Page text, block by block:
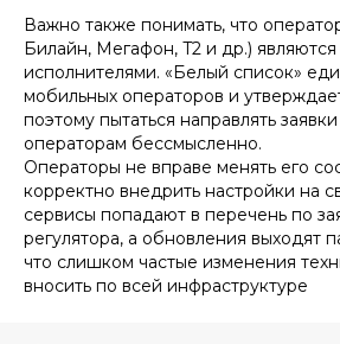
Важно также понимать, что
Билайн, Мегафон, T2 и др.)
исполнителями. «Белый список»
мобильных операторов и
поэтому пытаться направлять
операторам бессмысленно.
Операторы не вправе менять его
корректно внедрить настройки на
сервисы попадают в перечень по
регулятора, а обновления выходят
что слишком частые изменения
вносить по всей инфраструктуре